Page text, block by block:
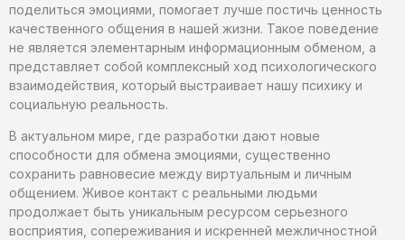
поделиться эмоциями, помогает лучше постичь ценность
качественного общения в нашей жизни. Такое поведение
не является элементарным информационным обменом, а
представляет собой комплексный ход психологического
взаимодействия, который выстраивает нашу психику и
социальную реальность.
В актуальном мире, где разработки дают новые
способности для обмена эмоциями, существенно
сохранить равновесие между виртуальным и личным
общением. Живое контакт с реальными людьми
продолжает быть уникальным ресурсом серьезного
восприятия, сопереживания и искренней межличностной